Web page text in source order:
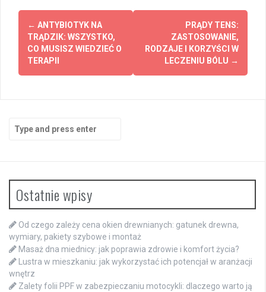
Post
navigation
← ANTYBIOTYK NA
TRĄDZIK: WSZYSTKO,
CO MUSISZ WIEDZIEĆ O
TERAPII
PRĄDY TENS:
ZASTOSOWANIE,
RODZAJE I KORZYŚCI W
LECZENIU BÓLU →
for:
Ostatnie wpisy
Od czego zależy cena okien drewnianych: gatunek drewna,
wymiary, pakiety szybowe i montaż
Masaż dna miednicy: jak poprawia zdrowie i komfort życia?
Lustra w mieszkaniu: jak wykorzystać ich potencjał w aranżacji
wnętrz
Zalety folii PPF w zabezpieczaniu motocykli: dlaczego warto ją